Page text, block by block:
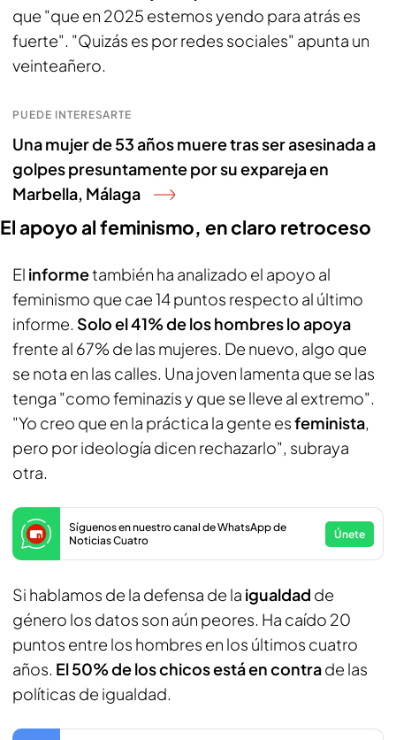
que "que en 2025 estemos yendo para atrás es
fuerte". "Quizás es por redes sociales" apunta un
veinteañero.
PUEDE INTERESARTE
Una mujer de 53 años muere tras ser asesinada a
golpes presuntamente por su expareja en
Marbella, Málaga
El apoyo al feminismo, en claro retroceso
El informetambién ha analizado el apoyo al
feminismo que cae 14 puntos respecto al último
informe. Solo el 41% de los hombres lo apoya
frente al 67% de las mujeres. De nuevo, algo que
se nota en las calles. Una joven lamenta que se las
tenga "como feminazis y que se lleve al extremo".
"Yo creo que en la práctica la gente esfeminista,
pero por ideología dicen rechazarlo", subraya
otra.
Síguenos en nuestro canal de WhatsApp de
Noticias Cuatro
Únete
Si hablamos de la defensa de la igualdad de
género los datos son aún peores. Ha caído 20
puntos entre los hombres en los últimos cuatro
años. El 50% de los chicos está en contrade las
políticas de igualdad.